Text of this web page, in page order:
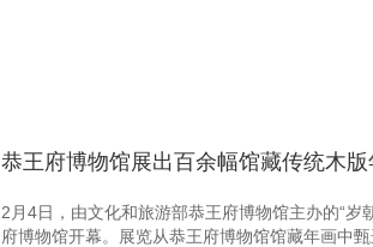
恭王府博物馆展出百余幅馆藏传统木
2月4日，由文化和旅游部恭王府博物馆主办的“
府博物馆开幕。展览从恭王府博物馆馆藏年画中